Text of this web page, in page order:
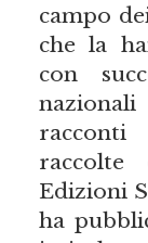
campo
che la
con
racconti
raccolte
Edizioni
ha